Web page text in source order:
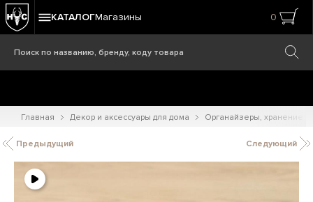
КАТАЛОГМагазины 0
Главная Декор и аксессуары для дома Органайзеры, хранение
Предыдущий Следующий